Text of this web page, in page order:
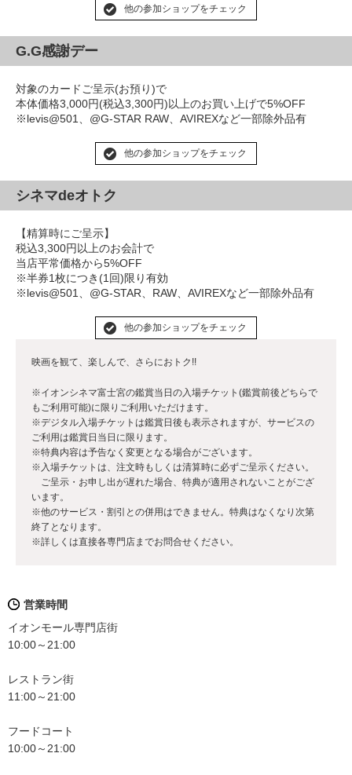
他の参加ショップをチェック
G.G感謝デー
対象のカードご呈示(お預り)で
本体価格3,000円(税込3,300円)以上のお買い上げで5%OFF
※levis@501、@G-STAR RAW、AVIREXなど一部除外品有
他の参加ショップをチェック
シネマdeオトク
【精算時にご呈示】
税込3,300円以上のお会計で
当店平常価格から5%OFF
※半券1枚につき(1回)限り有効
※levis@501、@G-STAR、RAW、AVIREXなど一部除外品有
他の参加ショップをチェック
映画を観て、楽しんで、さらにおトク!!
※イオンシネマ富士宮の鑑賞当日の入場チケット(鑑賞前後どちらで
もご利用可能)に限りご利用いただけます。
※デジタル入場チケットは鑑賞日後も表示されますが、サービスの
ご利用は鑑賞日当日に限ります。
※特典内容は予告なく変更となる場合がございます。
※入場チケットは、注文時もしくは清算時に必ずご呈示ください。
ご呈示・お申し出が遅れた場合、特典が適用されないことがござ
います。
※他のサービス・割引との併用はできません。特典はなくなり次第
終了となります。
※詳しくは直接各専門店までお問合せください。
営業時間
イオンモール専門店街
10:00～21:00
レストラン街
11:00～21:00
フードコート
10:00～21:00